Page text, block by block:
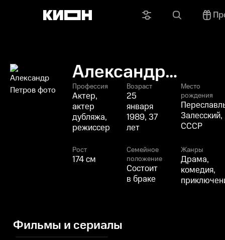
Александр
Петров
Профессия
Актер,
актер
дубляжа,
режиссер
Возраст
25
января
1989, 37
лет
Место
рождения
Залесский,
СССР
Рост
174 см
Семейное
положение
Состоит
в браке
Жанры
Драма,
комедия,
Фильмы и сериалы